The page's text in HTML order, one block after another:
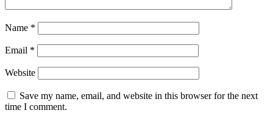
Name *
Email *
Website
Save my name, email, and website in this browser for the next
time I comment.